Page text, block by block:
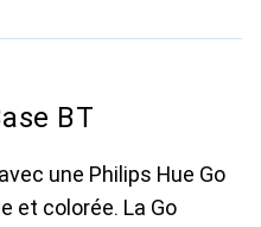
BT
une Philips Hue Go
et colorée. La Go